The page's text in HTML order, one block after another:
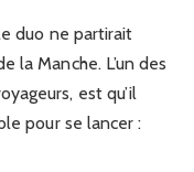
duo ne partirait
la Manche. L’un des
est qu’il
pour se lancer :